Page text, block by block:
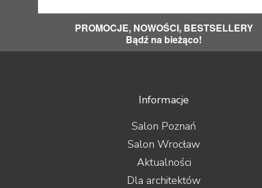
PROMOCJE, NOWOŚCI, BESTSELLERY
Bądź na bieżąco!
Informacje
Salon Poznań
Salon Wrocław
Aktualności
Dla architektów